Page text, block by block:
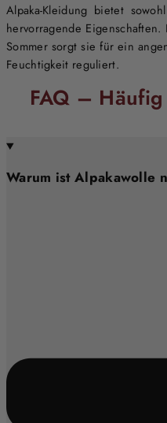
Alpaka-Kleidung bietet
hervorragende
Sommer sorgt sie für ein
Feuchtigkeit reguliert.
FAQ –
Warum ist Alpakawolle